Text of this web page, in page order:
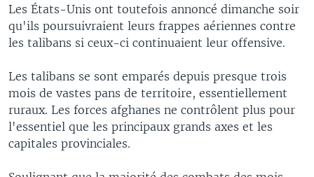
Les États-Unis ont toutefois annoncé dimanche soir
qu'ils poursuivraient leurs frappes aériennes contre
les talibans si ceux-ci continuaient leur offensive.
Les talibans se sont emparés depuis presque trois
mois de vastes pans de territoire, essentiellement
ruraux. Les forces afghanes ne contrôlent plus pour
l'essentiel que les principaux grands axes et les
capitales provinciales.